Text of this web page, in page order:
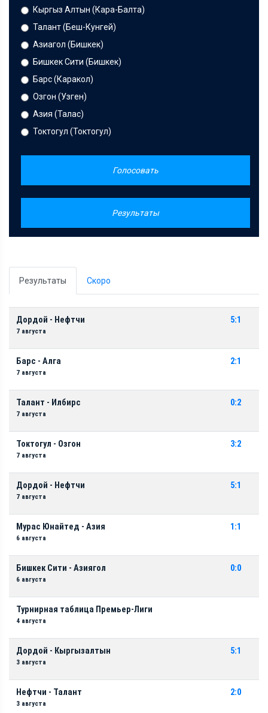
Кыргыз Алтын (Кара-Балта)
Талант (Беш-Кунгей)
Азиагол (Бишкек)
Бишкек Сити (Бишкек)
Барс (Каракол)
Озгон (Узген)
Азия (Талас)
Токтогул (Токтогул)
Голосовать
Результаты
Результаты Скоро
Дордой - Нефтчи
7 августа
5:1
Барс - Алга
7 августа
2:1
Талант - Илбирс
7 августа
0:2
Токтогул - Озгон
7 августа
3:2
Дордой - Нефтчи
7 августа
5:1
Мурас Юнайтед - Азия
6 августа
1:1
Бишкек Сити - Азиягол
6 августа
0:0
Турнирная таблица Премьер-Лиги
4 августа
Дордой - Кыргызалтын
3 августа
5:1
Нефтчи - Талант
3 августа
2:0